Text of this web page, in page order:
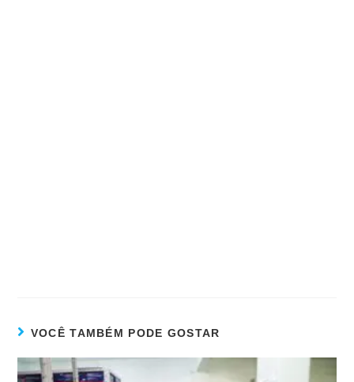
VOCÊ TAMBÉM PODE GOSTAR